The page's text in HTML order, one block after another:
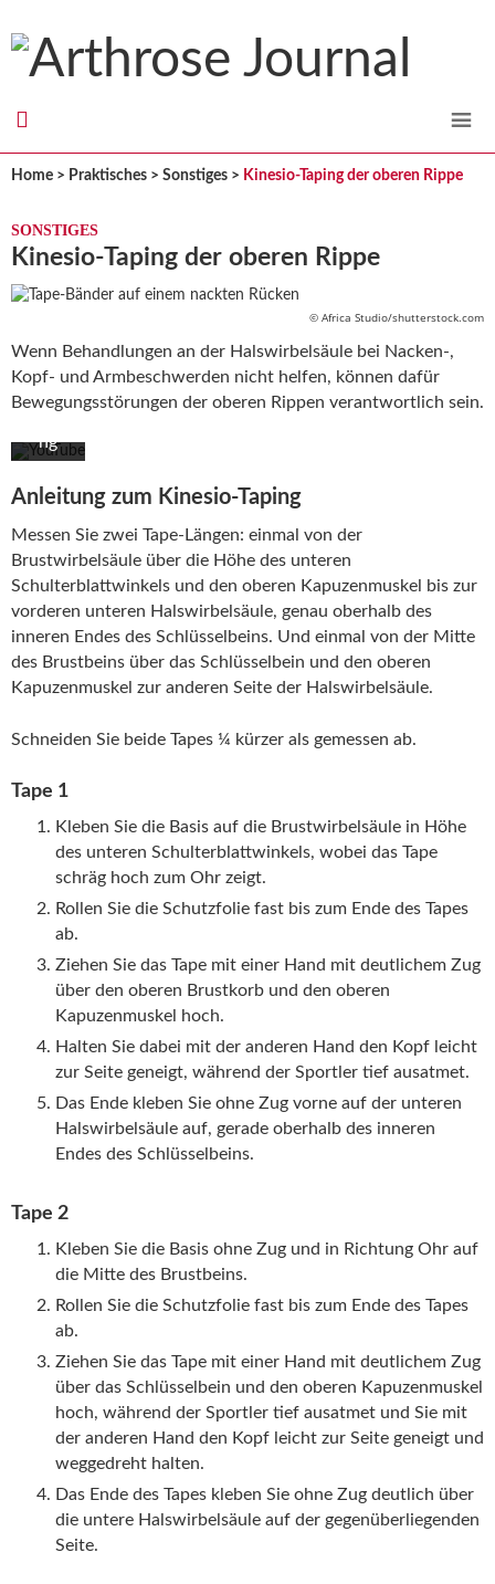
Arthrose
Journal
Home > Praktisches > Sonstiges > Kinesio-Taping der oberen Rippe
SONSTIGES
Kinesio-Taping der oberen Rippe
© Africa Studio/shutterstock.com
Wenn Behandlungen an der Halswirbelsäule bei Nacken-,
Kopf- und Armbeschwerden nicht helfen, können dafür
Bewegungsstörungen der oberen Rippen verantwortlich sein.
Mit
ptier
en
Sie
utzer
kläru
ng
von
YouT
Mehr
erfah
ren
Video
laden
YouTu
immer
entsp
erren
Anleitung zum Kinesio-Taping
Messen Sie zwei Tape-Längen: einmal von der
Brustwirbelsäule über die Höhe des unteren
Schulterblattwinkels und den oberen Kapuzenmuskel bis zur
vorderen unteren Halswirbelsäule, genau oberhalb des
inneren Endes des Schlüsselbeins. Und einmal von der Mitte
des Brustbeins über das Schlüsselbein und den oberen
Kapuzenmuskel zur anderen Seite der Halswirbelsäule.
Schneiden Sie beide Tapes ¼ kürzer als gemessen ab.
Tape 1
Kleben Sie die Basis auf die Brustwirbelsäule in Höhe
des unteren Schulterblattwinkels, wobei das Tape
schräg hoch zum Ohr zeigt.
Rollen Sie die Schutzfolie fast bis zum Ende des Tapes
ab.
Ziehen Sie das Tape mit einer Hand mit deutlichem Zug
über den oberen Brustkorb und den oberen
Kapuzenmuskel hoch.
Halten Sie dabei mit der anderen Hand den Kopf leicht
zur Seite geneigt, während der Sportler tief ausatmet.
Das Ende kleben Sie ohne Zug vorne auf der unteren
Halswirbelsäule auf, gerade oberhalb des inneren
Endes des Schlüsselbeins.
Tape 2
Kleben Sie die Basis ohne Zug und in Richtung Ohr auf
die Mitte des Brustbeins.
Rollen Sie die Schutzfolie fast bis zum Ende des Tapes
ab.
Ziehen Sie das Tape mit einer Hand mit deutlichem Zug
über das Schlüsselbein und den oberen Kapuzenmuskel
hoch, während der Sportler tief ausatmet und Sie mit
der anderen Hand den Kopf leicht zur Seite geneigt und
weggedreht halten.
Das Ende des Tapes kleben Sie ohne Zug deutlich über
die untere Halswirbelsäule auf der gegenüberliegenden
Seite.